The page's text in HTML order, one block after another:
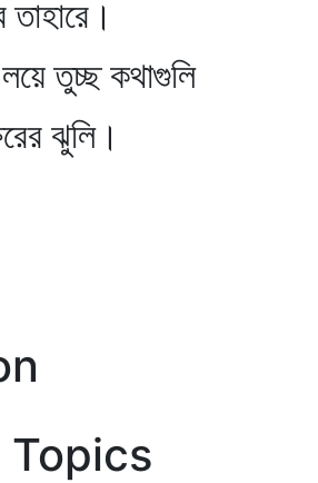
তাহারে।
তুচ্ছ কথাগুলি
ঝুলি।
Topics